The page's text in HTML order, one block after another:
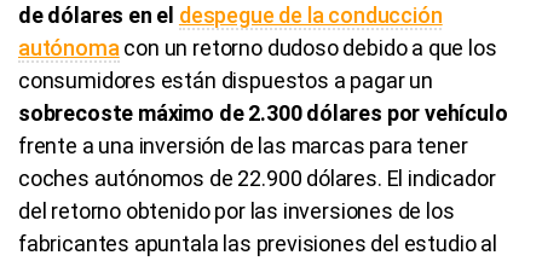
de dólares en el despegue de la conducción
autónoma con un retorno dudoso debido a que los
consumidores están dispuestos a pagar un
sobrecoste máximo de 2.300 dólares por vehículo
frente a una inversión de las marcas para tener
coches autónomos de 22.900 dólares. El indicador
del retorno obtenido por las inversiones de los
fabricantes apuntala las previsiones del estudio al